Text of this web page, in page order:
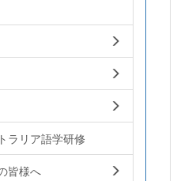
ラリア語学研修
皆様へ